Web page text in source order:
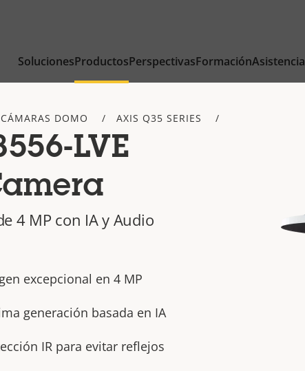
SolucionesProductosPerspectivasFormaciónAsistencia
CÁMARAS DOMO AXIS Q35 SERIES
LVE
4 MP con IA y Audio
excepcional en 4 MP
generación basada en IA
IR para evitar reflejos